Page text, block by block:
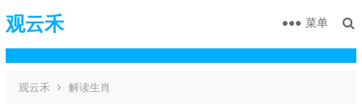
观云禾 菜单
观云禾 解读生肖